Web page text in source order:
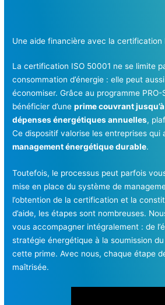
Une aide financière avec la certification
La certification ISO 50001 ne se limite
consommation d’énergie : elle peut
économiser. Grâce au programme
bénéficier d’uneprime couvrant
dépenses énergétiques annuelles,
Ce dispositif valorise les entreprises qui
management énergétique durable.
Toutefois, le processus peut parfois
mise en place du système de
l’obtention de la certification et la
d’aide, les étapes sont nombreuses.
vous accompagner intégralement : de
stratégie énergétique à la soumission
cette prime. Avec nous, chaque étape
maîtrisée.